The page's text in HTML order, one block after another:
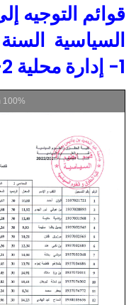
قوائم التوجيه
السياسية
1- إدارة محلية 2- تعاون دولي
100%